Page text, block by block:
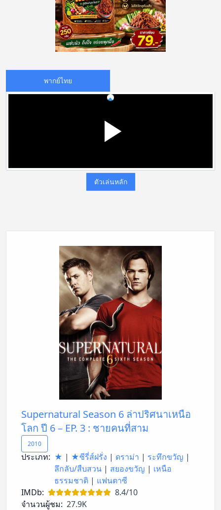
พากย์ไทย
ตัวเล่นหลัก
Supernatural Season 6 ล่าปริศนาเหนือ
โลก ปี 6 – EP. 3 : ชายคนที่สาม
2010
ประเภท: ★ | ★ซีรี่ส์ฝรั่ง | ดราม่า | ระทึกขวัญ |
ลึกลับ/สืบสวน | สยองขวัญ | เหนือ
ธรรมชาติ | แฟนตาซี
IMDb:
8.4/10
จำนวนผู้ชม: 27.9K